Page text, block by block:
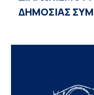
ΔΗΜΟΣΙΑΣ